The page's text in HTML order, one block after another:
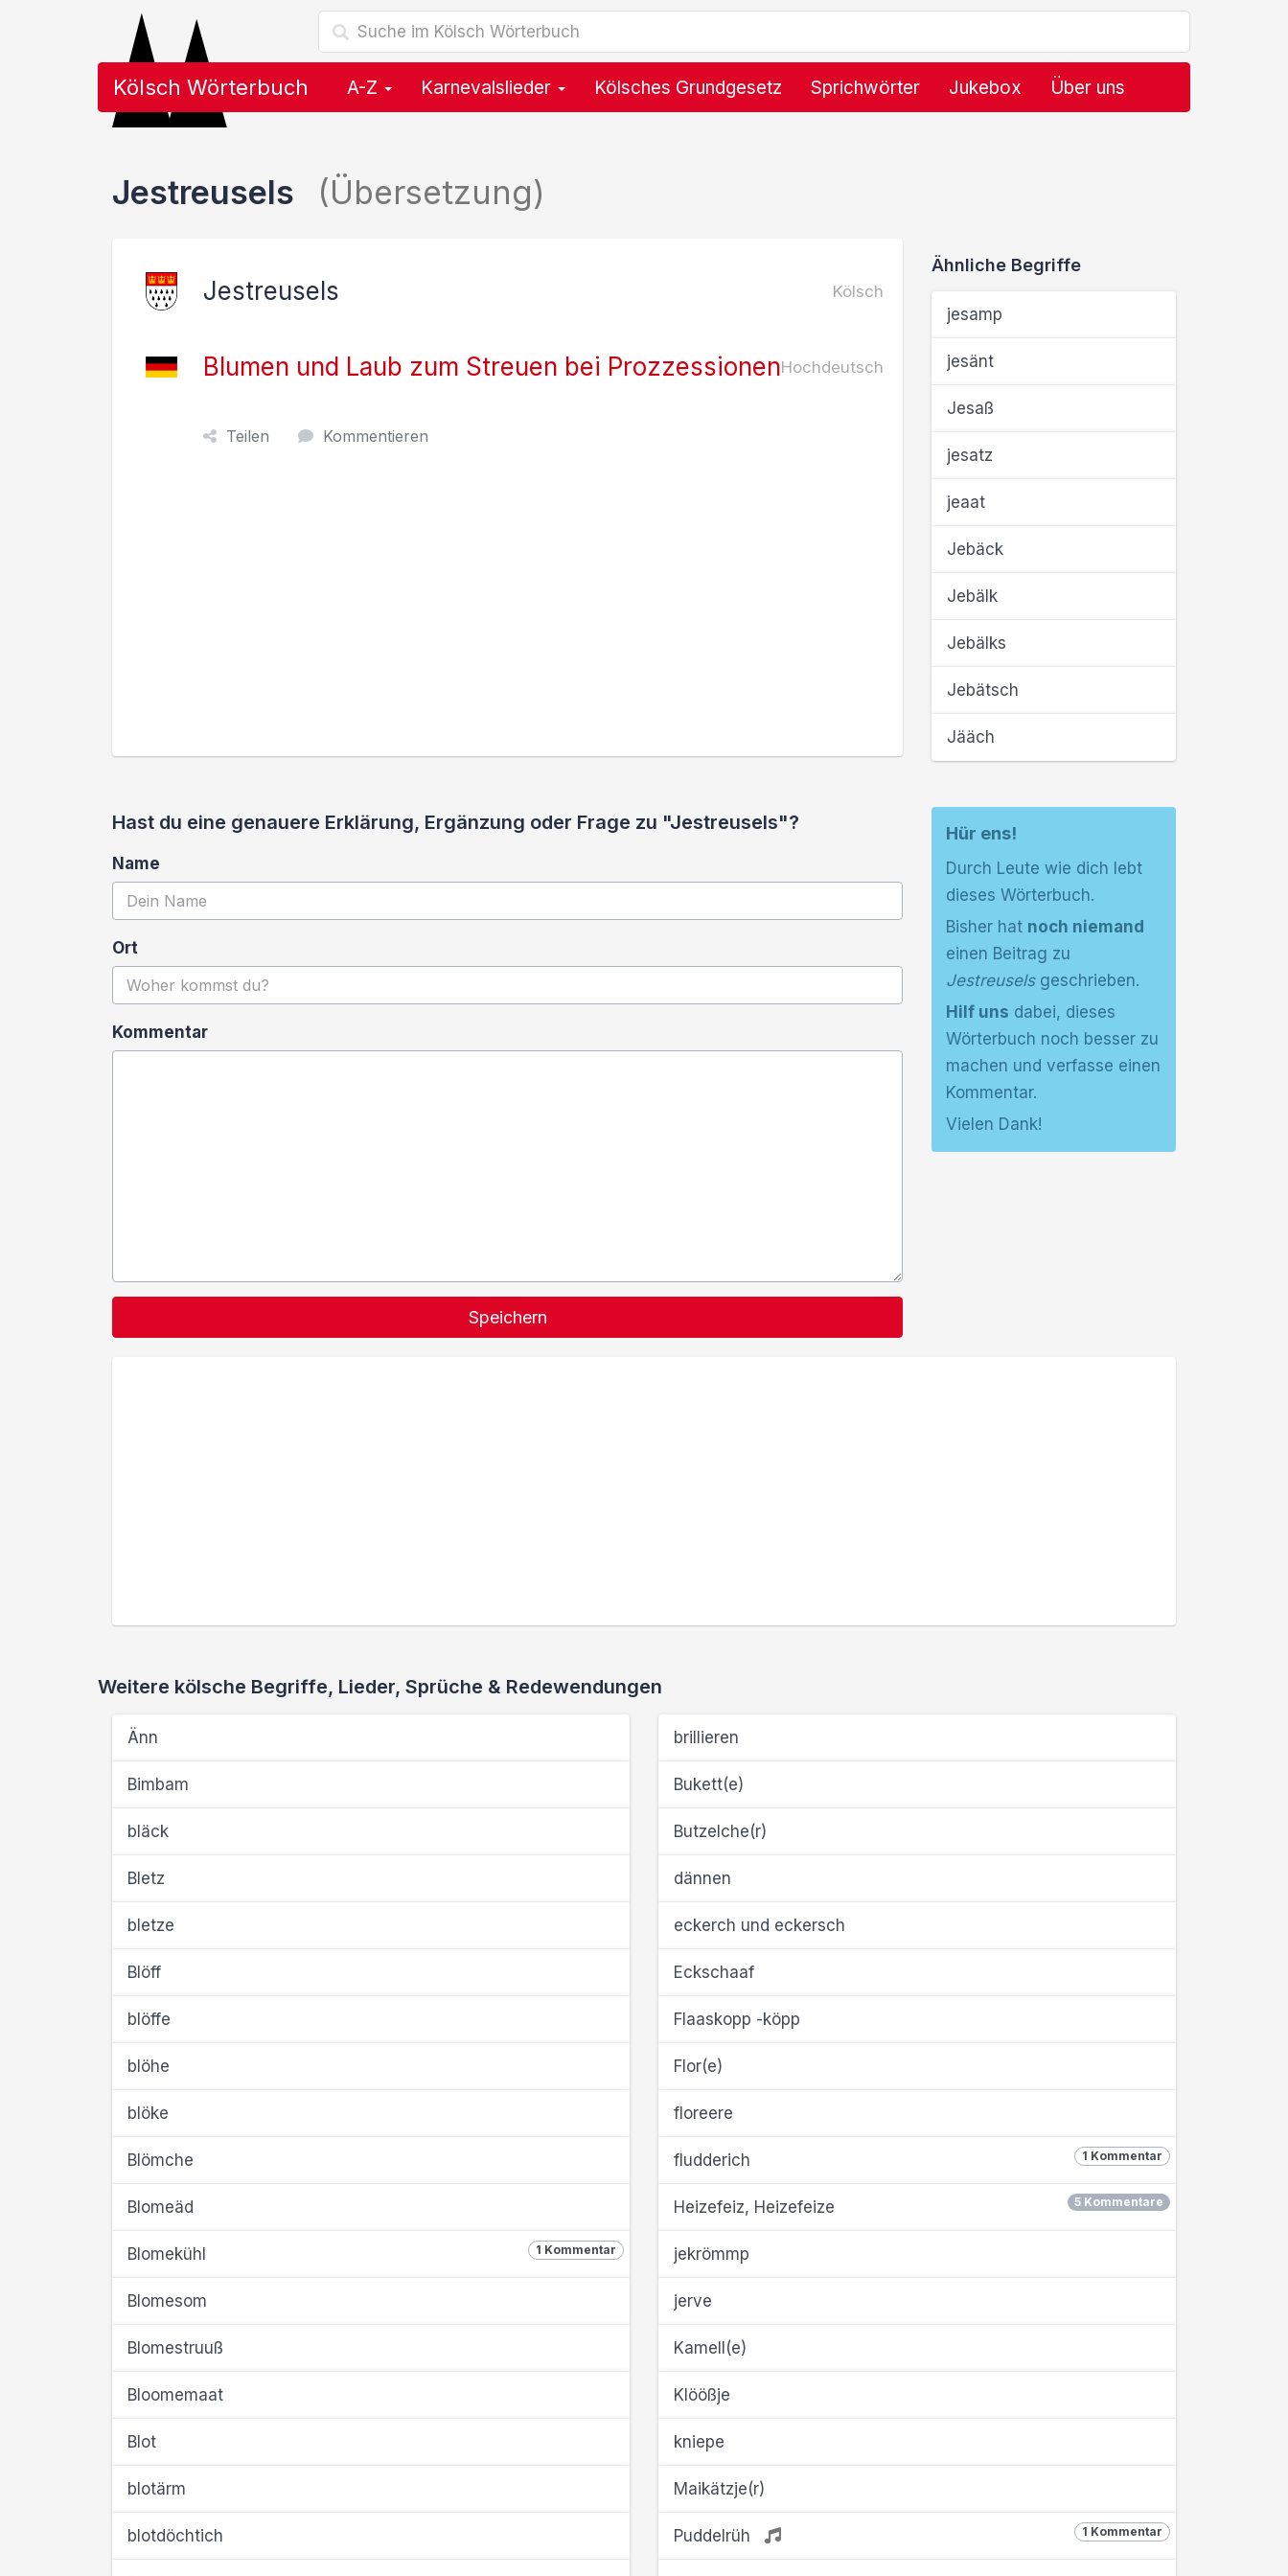
Kölsch Wörterbuch A-Z Karnevalslieder Kölsches Grundgesetz Sprichwörter Jukebox Über uns
Jestreusels (Übersetzung)
Jestreusels Kölsch
Blumen und Laub zum Streuen bei ProzzessionenHochdeutsch
Teilen Kommentieren
Ähnliche Begriffe
jesamp
jesänt
Jesaß
jesatz
jeaat
Jebäck
Jebälk
Jebälks
Jebätsch
Jääch
Hast du eine genauere Erklärung, Ergänzung oder Frage zu "Jestreusels"?
Name
Ort
Kommentar
Speichern
Hür ens!
Durch Leute wie dich lebt
dieses Wörterbuch.
Bisher hat noch niemand
einen Beitrag zu
Jestreuselsgeschrieben.
Hilf uns dabei, dieses
Wörterbuch noch besser zu
machen und verfasse einen
Kommentar.
Vielen Dank!
Weitere kölsche Begriffe, Lieder, Sprüche & Redewendungen
Änn
Bimbam
bläck
Bletz
bletze
Blöff
blöffe
blöhe
blöke
Blömche
Blomeäd
1 Kommentar
Blomekühl
Blomesom
Blomestruuß
Bloomemaat
Blot
blotärm
blotdöchtich
brillieren
Bukett(e)
Butzelche(r)
dännen
eckerch und eckersch
Eckschaaf
Flaaskopp -köpp
Flor(e)
floreere
1 Kommentar
fludderich
5 Kommentare
Heizefeiz, Heizefeize
jekrömmp
jerve
Kamell(e)
Klöößje
kniepe
Maikätzje(r)
1 Kommentar
Puddelrüh